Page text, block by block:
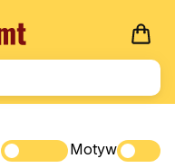
Motyw